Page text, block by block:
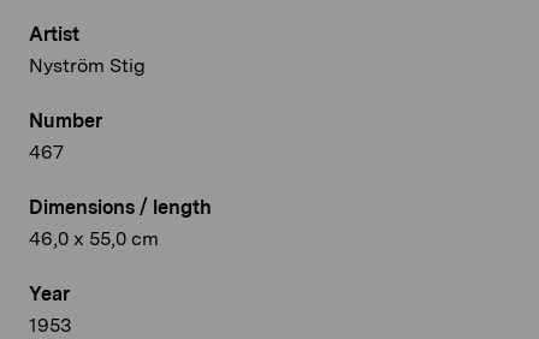
Artist
Nyström Stig
Number
467
Dimensions / length
46,0 x 55,0 cm
Year
1953